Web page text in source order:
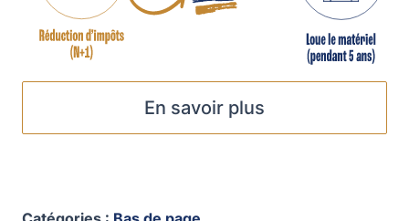
En savoir plus